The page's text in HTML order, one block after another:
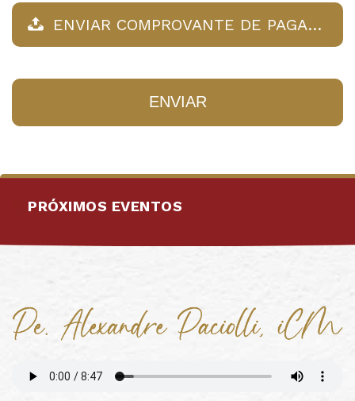
ENVIAR COMPROVANTE DE PAGAMENTO…
ENVIAR
PRÓXIMOS EVENTOS